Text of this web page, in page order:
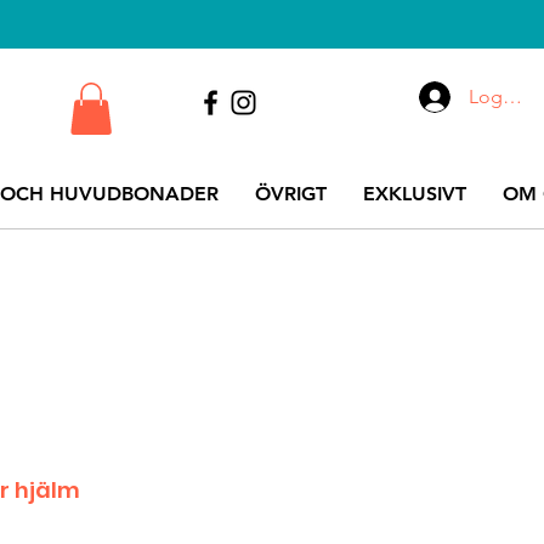
HUVUDBONADER ÖVRIGT EXKLUSIVT OM
Logga
hjälm